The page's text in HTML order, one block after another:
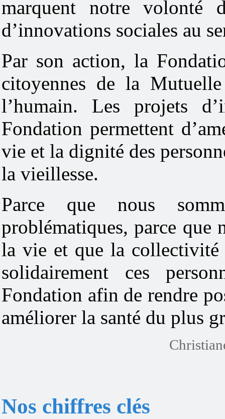
marquent notre volonté
d’innovations sociales au
Par son action, la
citoyennes de la
l’humain. Les projets
Fondation permettent
vie et la dignité des
la vieillesse.
Parce que nous
problématiques, parce que
la vie et que la collectivité
solidairement ces
Fondation afin de rendre
améliorer la santé du plus
Nos chiffres clés